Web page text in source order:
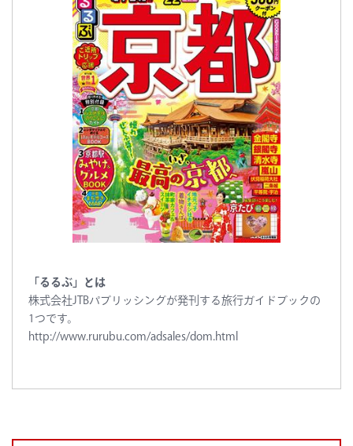
「るるぶ」とは
株式会社JTBパブリッシングが発刊する旅行ガイドブックの
1つです。
http://www.rurubu.com/adsales/dom.html